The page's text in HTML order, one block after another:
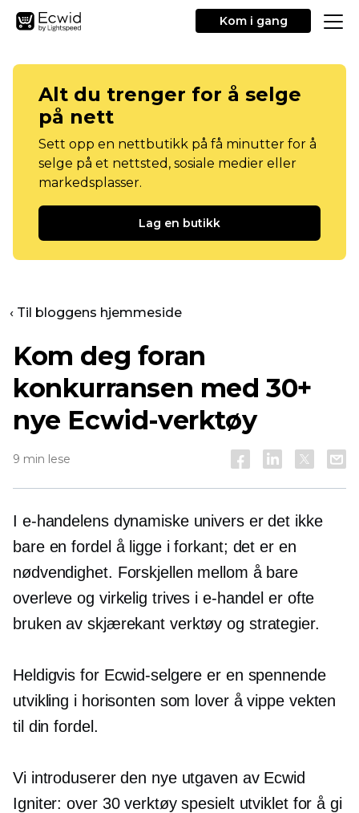
Kom i gang
Alt du trenger for å selge
på nett
Sett opp en nettbutikk på få minutter for å
selge på et nettsted, sosiale medier eller
markedsplasser.
Lag en butikk
‹ Til bloggens hjemmeside
Kom deg foran
konkurransen med 30+
nye Ecwid-verktøy
9 min lese
I e-handelens dynamiske univers er det ikke
bare en fordel å ligge i forkant; det er en
nødvendighet. Forskjellen mellom å bare
overleve og virkelig trives i e-handel er ofte
bruken avskjærekant verktøy og strategier.
Heldigvis for Ecwid-selgere er en spennende
utvikling i horisonten som lover å vippe vekten
til din fordel.
Vi introduserer den nye utgaven av Ecwid
Igniter: over 30 verktøy spesielt utviklet for å gi